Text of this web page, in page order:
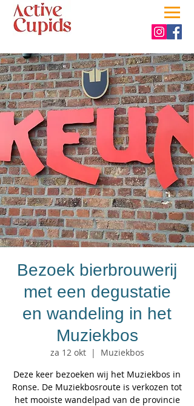
Bezoek bierbrouwerij
met een degustatie
en wandeling in het
Muziekbos
za 12 okt
  |
Muziekbos
Deze keer bezoeken wij het Muziekbos in
Ronse. De Muziekbosroute is verkozen tot
het mooiste wandelpad van de provincie